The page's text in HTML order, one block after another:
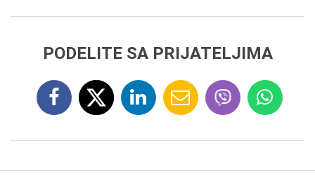
PODELITE SA PRIJATELJIMA